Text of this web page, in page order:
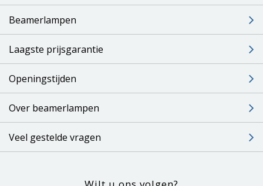
Beamerlampen
Laagste prijsgarantie
Openingstijden
Over beamerlampen
Veel gestelde vragen